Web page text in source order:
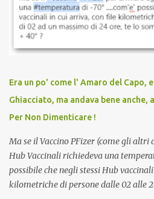
sconti, incentivi per vaccinarsi. Non
discriminazioni per coloro che non
vaccinato, nessuno aveva prima
persona cattiva. Non avevamo mai
vaccino usato per minacciare i mezzi
scuola. Non avevamo mai visto un
dodicenne di ignorare il consenso dei
che abbiamo elencato sopra...
Era un po' come l' Amaro del Capo,
Ghiacciato, ma andava bene anche,
Per Non Dimenticare !
Ma se il Vaccino PFizer (come gli
Hub Vaccinali richiedeva una
possibile che negli stessi Hub
kilometriche di persone dalle 02 alle